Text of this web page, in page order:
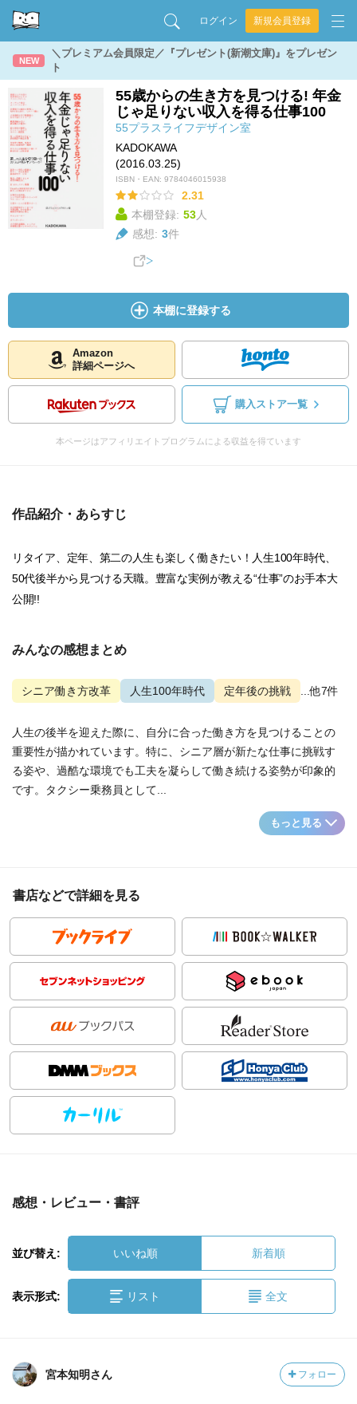
ログイン 新規会員登録
NEW
＼プレミアム会員限定／『プレゼント(新潮文庫)』をプレゼン
ト
55歳からの生き方を見つける! 年金
じゃ足りない収入を得る仕事100
55プラスライフデザイン室
KADOKAWA
(2016.03.25)
ISBN・EAN: 9784046015938
2.31
本棚登録: 53人
感想: 3件
本棚に登録する
Amazon
詳細ページへ
購入ストア一覧
本ページはアフィリエイトプログラムによる収益を得ています
作品紹介・あらすじ
リタイア、定年、第二の人生も楽しく働きたい！人生100年時代、
50代後半から見つける天職。豊富な実例が教える“仕事”のお手本大
公開!!
みんなの感想まとめ
シニア働き方改革 人生100年時代 定年後の挑戦 ...他7件
人生の後半を迎えた際に、自分に合った働き方を見つけることの
重要性が描かれています。特に、シニア層が新たな仕事に挑戦す
る姿や、過酷な環境でも工夫を凝らして働き続ける姿勢が印象的
です。タクシー乗務員として...
もっと見る
書店などで詳細を見る
感想・レビュー・書評
並び替え: いいね順 新着順
表示形式: リスト 全文
宮本知明さん フォロー